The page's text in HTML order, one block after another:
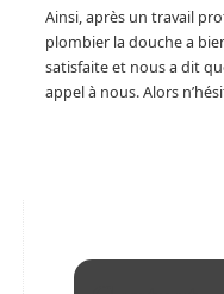
Ainsi, après un travail
plombier la douche a
satisfaite et nous a dit
appel à nous. Alors